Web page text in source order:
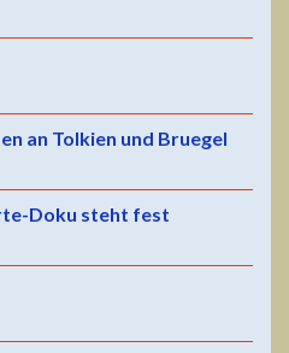
an Tolkien und Bruegel
Doku steht fest